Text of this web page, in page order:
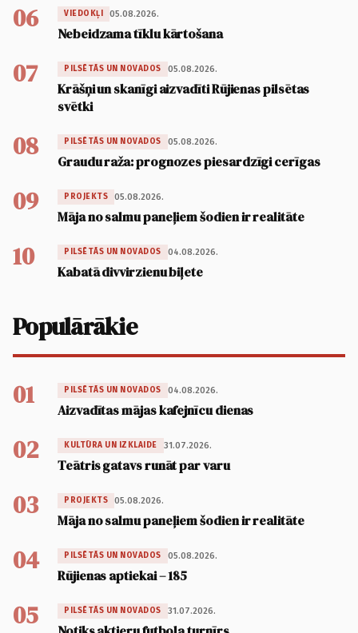
06 VIEDOKĻI 05.08.2026.
Nebeidzama tīklu kārtošana
07 PILSĒTĀS UN NOVADOS 05.08.2026.
Krāšņi un skanīgi aizvadīti Rūjienas pilsētas
svētki
08 PILSĒTĀS UN NOVADOS 05.08.2026.
Graudu raža: prognozes piesardzīgi cerīgas
09 PROJEKTS 05.08.2026.
Māja no salmu paneļiem šodien ir realitāte
10 PILSĒTĀS UN NOVADOS 04.08.2026.
Kabatā divvirzienu biļete
Populārākie
01 PILSĒTĀS UN NOVADOS 04.08.2026.
Aizvadītas mājas kafejnīcu dienas
02 KULTŪRA UN IZKLAIDE 31.07.2026.
Teātris gatavs runāt par varu
03 PROJEKTS 05.08.2026.
Māja no salmu paneļiem šodien ir realitāte
04 PILSĒTĀS UN NOVADOS 05.08.2026.
Rūjienas aptiekai – 185
05 PILSĒTĀS UN NOVADOS 31.07.2026.